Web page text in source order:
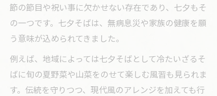
節の節目や祝い事に欠かせない存在であり、七夕もそ
の一つです。七夕そばは、無病息災や家族の健康を願
う意味が込められてきました。
例えば、地域によっては七夕そばとして冷たいざるそ
ばに旬の夏野菜や山菜をのせて楽しむ風習も見られま
す。伝統を守りつつ、現代風のアレンジを加えても行